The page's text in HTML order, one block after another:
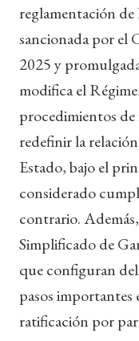
reglamentación
sancionada por el
2025 y
modifica el
procedimientos
redefinir la
Estado, bajo el
considerado
contrario.
Simplificado de
que configuran
pasos importantes
ratificación por